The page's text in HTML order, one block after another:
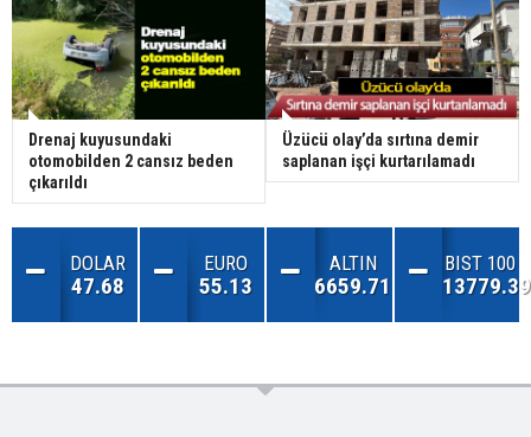
Drenaj kuyusundaki
otomobilden 2 cansız beden
çıkarıldı
Üzücü olay’da sırtına demir
saplanan işçi kurtarılamadı
DOLAR
47.68
EURO
55.13
ALTIN
6659.71
BIST 100
13779.39